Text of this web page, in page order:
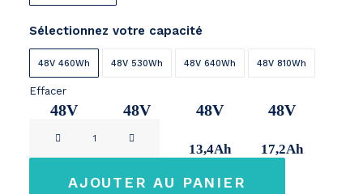
Sélectionnez votre capacité
48V 460Wh
48V
48V 530Wh
48V
48V 640Wh
48V
13,4Ah
48V 810Wh
48V
17,2Ah
Effacer
AJOUTER AU PANIER